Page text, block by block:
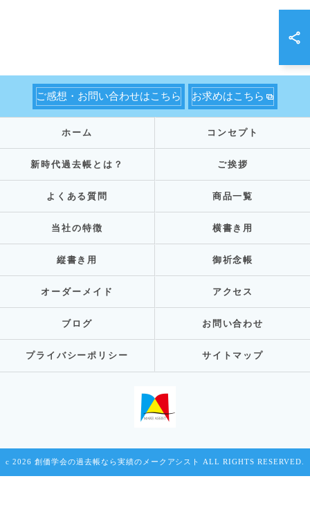
ご感想・お問い合わせはこちら お求めはこちら
ホーム コンセプト
新時代過去帳とは？ ご挨拶
よくある質問 商品一覧
当社の特徴 横書き用
縦書き用 御祈念帳
オーダーメイド アクセス
ブログ お問い合わせ
プライバシーポリシー サイトマップ
c 2026 創価学会の過去帳なら実績のメークアシスト ALL RIGHTS RESERVED.